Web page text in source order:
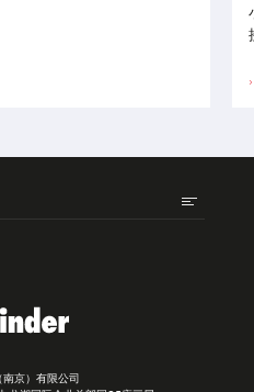
京）有限公司